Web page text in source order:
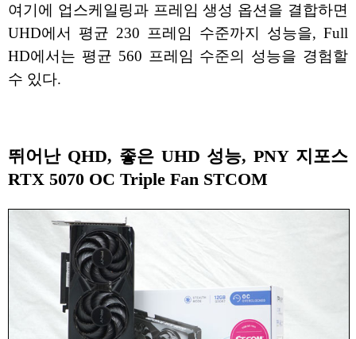
여기에 업스케일링과 프레임 생성 옵션을 결합하면
UHD에서 평균 230 프레임 수준까지 성능을, Full
HD에서는 평균 560 프레임 수준의 성능을 경험할
수 있다.
뛰어난 QHD, 좋은 UHD 성능, PNY 지포스
RTX 5070 OC Triple Fan STCOM